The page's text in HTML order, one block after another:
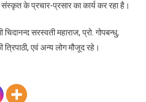
के प्रचार-प्रसार का कार्य कर रहा है।
सरस्वती महाराज, प्रो. गोपबन्धु,
एवं अन्य लोग मौजूद रहे।